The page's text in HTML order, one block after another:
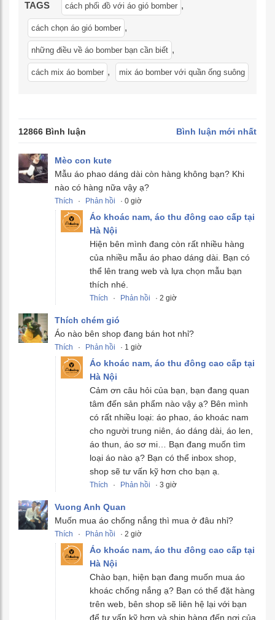
TAGS cách phối đồ với áo gió bomber ,
cách chọn áo gió bomber ,
những điều về áo bomber bạn cần biết ,
cách mix áo bomber , mix áo bomber với quần ống suông
12866 Bình luận Bình luận mới nhất
Mèo con kute
Mẫu áo phao dáng dài còn hàng không bạn? Khi
nào có hàng nữa vậy ạ?
Thích · Phản hồi · 0 giờ
Áo khoác nam, áo thu đông cao cấp tại
Hà Nội
Hiện bên mình đang còn rất nhiều hàng
của nhiều mẫu áo phao dáng dài. Bạn có
thể lên trang web và lựa chọn mẫu bạn
thích nhé.
Thích · Phản hồi · 2 giờ
Thích chém gió
Áo nào bên shop đang bán hot nhỉ?
Thích · Phản hồi · 1 giờ
Áo khoác nam, áo thu đông cao cấp tại
Hà Nội
Cảm ơn câu hỏi của bạn, bạn đang quan
tâm đến sản phẩm nào vậy ạ? Bên mình
có rất nhiều loại: áo phao, áo khoác nam
cho người trung niên, áo dáng dài, áo len,
áo thun, áo sơ mi… Bạn đang muốn tìm
loại áo nào ạ? Bạn có thể inbox shop,
shop sẽ tư vấn kỹ hơn cho bạn ạ.
Thích · Phản hồi · 3 giờ
Vuong Anh Quan
Muốn mua áo chống nắng thì mua ở đâu nhỉ?
Thích · Phản hồi · 2 giờ
Áo khoác nam, áo thu đông cao cấp tại
Hà Nội
Chào bạn, hiện bạn đang muốn mua áo
khoác chống nắng ạ? Bạn có thể đặt hàng
trên web, bên shop sẽ liên hệ lại với bạn
để tư vấn kỹ hơn và ship hàng đến nơi của